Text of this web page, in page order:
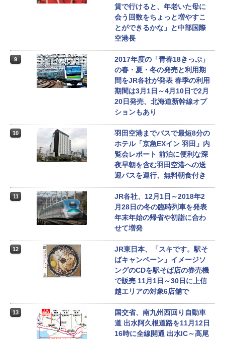
賃で行けると、年老いた母に
会う回数をちょっと増やすこ
とができるかな」と中部国際
空港長
9
2017年度の「青春18きっぷ」
の春・夏・冬の発売と利用期
間をJR各社が発表 春季の利用
期間は3月1日～4月10日で2月
20日発売、北海道新幹線オプ
ションもあり
10
羽田空港までバスで最短8分の
ホテル「京急EXイン 羽田」内
覧会レポート 前泊に便利な深
夜早朝を含む羽田空港への送
迎バスを運行、無料朝食付き
11
JR各社、12月1日～2018年2
月28日の冬の臨時列車を発表
年末年始の帰省や初詣に合わ
せて増発
12
JR東日本、「スキです。駅そ
ばキャンペーン」イメージソ
ングのCDを駅そば店の券売機
で販売 11月1日～30日に上信
越エリアの対象6店舗で
13
国交省、南九州西回り自動車
道 出水阿久根道路を11月12日
16時に全線開通 出水IC～高尾